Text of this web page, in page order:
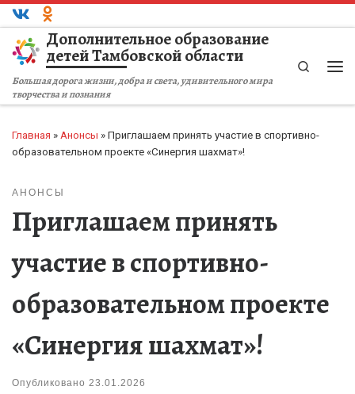
Перейти к содержимому
Дополнительное образование
детей Тамбовской области
Большая дорога жизни, добра и света, удивительного мира
творчества и познания
Search
Главная » Анонсы » Приглашаем принять участие в спортивно-
образовательном проекте «Синергия шахмат»!
АНОНСЫ
Приглашаем принять
участие в спортивно-
образовательном проекте
«Синергия шахмат»!
Опубликовано 23.01.2026